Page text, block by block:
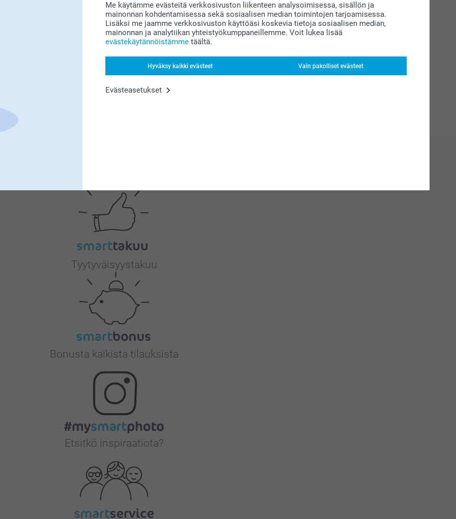
Me käytämme evästeitä verkkosivuston liikenteen analysoimisessa, sisällön ja
mainonnan kohdentamisessa sekä sosiaalisen median toimintojen tarjoamisessa.
Lisäksi me jaamme verkkosivuston käyttöäsi koskevia tietoja sosiaalisen median,
mainonnan ja analytiikan yhteistyökumppaneillemme. Voit lukea lisää
evästekäytännöistämme täältä.
Hyväksy kaikki evästeet Vain pakolliset evästeet
Evästeasetukset
It is such a nice display for photos, it gives
that you liked the product.
ovat mieluisia ja että pidät
Tyytyväisyystakuu
Bonusta kaikista tilauksista
Etsitkö inspiraatiota?